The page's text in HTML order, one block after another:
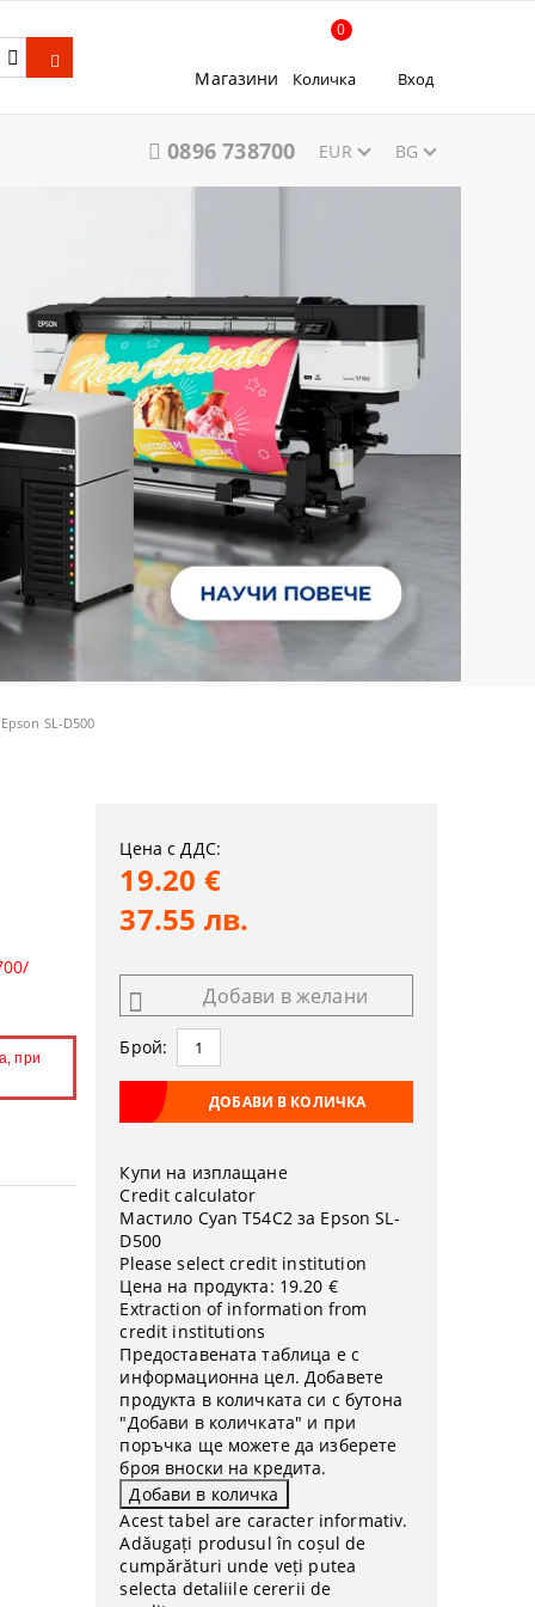
Магазини Количка
0
Вход
0896 738700 EUR BG
SL-D500
при
Цена с ДДС:
19.20 €
37.55 лв.
Добави в желани
Брой:
Купи на изплащане
Credit calculator
Мастило Cyan T54C2 за Epson SL-
D500
Please select credit institution
Цена на продукта: 19.20 €
Extraction of information from
credit institutions
Предоставената таблица е с
информационна цел. Добавете
продукта в количката си с бутона
"Добави в количката" и при
поръчка ще можете да изберете
броя вноски на кредита.
Acest tabel are caracter informativ.
Adăugați produsul în coșul de
cumpărături unde veți putea
selecta detaliile cererii de